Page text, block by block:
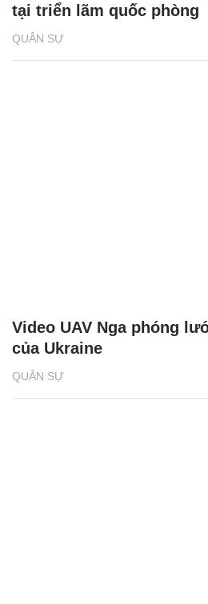
QUÂN SỰ
tại triển lãm quốc phòng
QUÂN SỰ
Video UAV Nga phóng
của Ukraine